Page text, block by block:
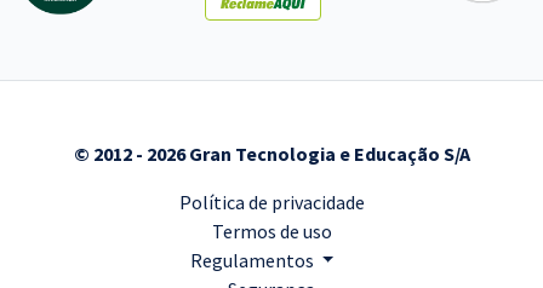
© 2012 - 2026 Gran Tecnologia e Educação S/A
Política de privacidade
Termos de uso
Regulamentos